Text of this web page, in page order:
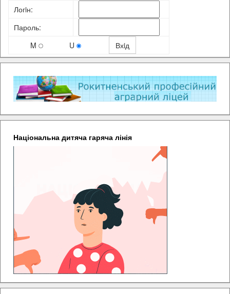
Логiн:
Пароль:
M
U
Національна дитяча гаряча лінія